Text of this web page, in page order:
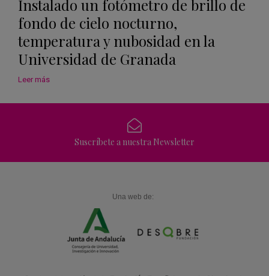
Instalado un fotómetro de brillo de
fondo de cielo nocturno,
temperatura y nubosidad en la
Universidad de Granada
Leer más
Suscríbete a nuestra Newsletter
Una web de: